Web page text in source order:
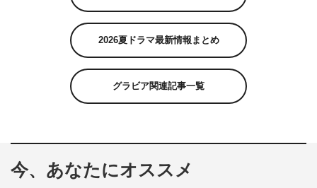
2026夏ドラマ最新情報まとめ
グラビア関連記事一覧
今、あなたにオススメ